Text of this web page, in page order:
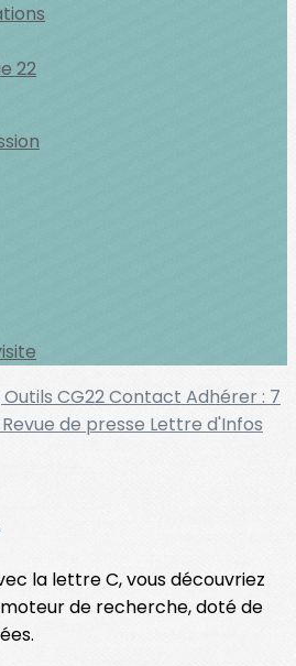
22
Outils CG22Contact Adhérer : 7
Revue de presse Lettre d'Infos
la lettre C, vous découvriez
de recherche, doté de